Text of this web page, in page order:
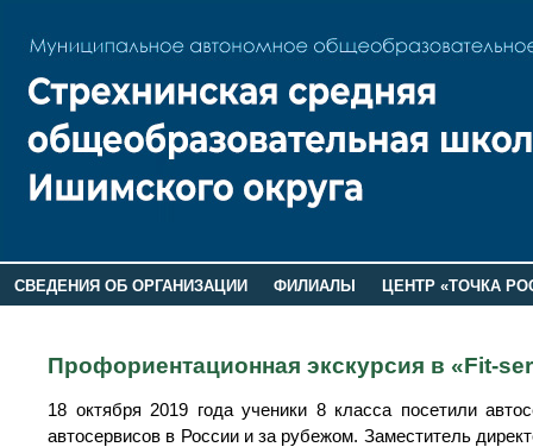
СВЕДЕНИЯ ОБ ОРГАНИЗАЦИИ ФИЛИАЛЫ
ЦЕНТР «ТОЧКА
Профориентационная экскурсия в «Fit-
18 октября 2019 года ученики 8 класса посетили
автосервисов в России и за рубежом. Заместитель